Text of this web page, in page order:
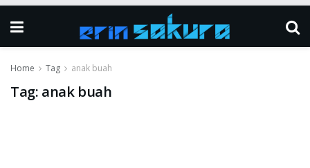
Home Tag anak buah
Tag: anak buah